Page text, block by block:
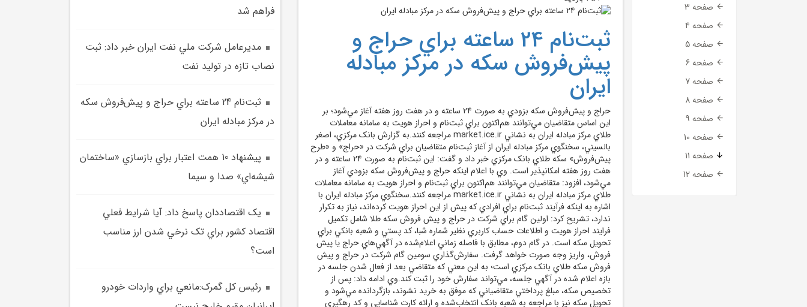
صفحه 3
صفحه 4
صفحه 5
صفحه 6
صفحه 7
صفحه 8
صفحه 9
صفحه 10
صفحه 11
صفحه 12
ثبت‌نام 24 ساعته براي حراج و
پيش‌فروش سکه در مرکز مبادله
ايران
حراج و پيش‌فروش سکه بزودي به صورت 24 ساعته و در هفت روز هفته آغاز مي‌شود؛ بر
اين اساس متقاضيان مي‌توانند هم‌اکنون براي ثبت‌نام و احراز هويت به سامانه معاملات
طلاي مرکز مبادله ايران به نشاني market.ice.ir مراجعه کنند.به گزارش بانک مرکزي، اصغر
بالسيني، سخنگوي مرکز مبادله ايران از آغاز ثبت‌نام متقاضيان براي شرکت در «حراج» و «طرح
پيش‌فروش» سکه طلاي بانک مرکزي خبر داد و گفت: اين ثبت‌نام به صورت 24 ساعته و در
هفت روز هفته امکانپذير است. وي با اعلام اينکه حراج و پيش‌فروش سکه بزودي آغاز
مي‌شود، افزود: متقاضيان مي‌توانند هم‌اکنون براي ثبت‌نام و احراز هويت به سامانه معاملات
طلاي مرکز مبادله ايران به نشاني market.ice.ir مراجعه کنند.سخنگوي مرکز مبادله ايران با
اشاره به اينکه فرآيند ثبت‌نام براي افرادي که پيش از اين احراز هويت کرده‌اند، نياز به تکرار
ندارد، تشريح کرد: اولين گام براي شرکت در حراج و پيش فروش سکه طلا شامل تکميل
فرايند احراز هويت و اطلاعات حساب کاربري نظير شماره شبا، کد پستي و شعبه بانکي براي
تحويل سکه است. در گام دوم، مطابق با فاصله زماني اعلام‌شده در آگهي‌هاي حراج يا پيش
فروش، واريز وجه صورت خواهد گرفت. سفارش‌گذاري سومين گام شرکت در حراج و پيش
فروش سکه طلاي بانک مرکزي است؛ به اين معني که متقاضي بعد از فعال شدن جلسه در
بازه اعلام شده در آگهي جلسه، مي‌تواند سفارش خود را ثبت کند.وي ادامه داد: پس از
تخصيص سکه، مبلغ پرداختي متقاضياني که موفق به خريد نشوند، بازگردانده مي‌شود و
تحويل سکه نيز با مراجعه به شعبه بانک انتخاب‌شده و ارائه کارت شناسايي و کد رهگيري
فراهم شد
مديرعامل شرکت ملي نفت ايران خبر داد: ثبت
نصاب تازه در توليد نفت
ثبت‌نام 24 ساعته براي حراج و پيش‌فروش سکه
در مرکز مبادله ايران
پيشنهاد 10 همت اعتبار براي بازسازي «ساختمان
شيشه‌اي» صدا و سيما
يک اقتصاددان پاسخ داد: آيا شرايط فعلي
اقتصاد کشور براي تک نرخي شدن ارز مناسب
است؟
رئيس کل گمرک:مانعي براي واردات خودرو